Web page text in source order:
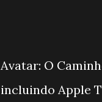
Avatar: O
incluindo Apple